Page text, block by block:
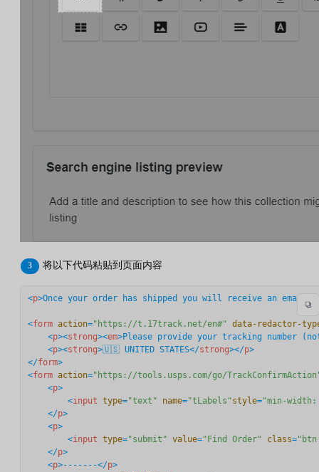
将以下代码粘贴到页面内容
<p>Once your order has shipped you will receive an
<form action="https://t.17track.net/en#" data-redactor-
<p><strong><em>Please provide your tracking number
<p><strong>🇺🇸 UNITED STATES</strong></p>
</form>
<form action="https://tools.usps.com/go/
<p>
<input type="text" name="tLabels"style="min-
</p>
<p>
<input type="submit" value="Find Order" class=
</p>
<p>-------</p>